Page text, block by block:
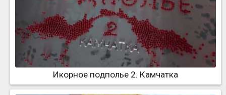
Икорное подполье 2. Камчатка